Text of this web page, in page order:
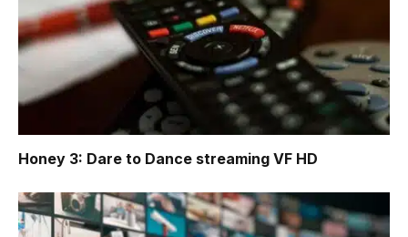
Honey 3: Dare to Dance streaming VF HD